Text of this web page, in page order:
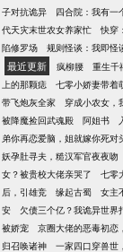
子对抗诡异
四合院：我有一
代天灾末世农女养家忙
快穿
陷修罗场
规则怪谈：我即怪
最近更新 疯柳腰 重生千
上的那颗痣
七零小娇妻带着
带飞炮灰全家
穿成小农女，
被降魔捡回武魂殿
阿姐书
弟你再恋爱脑，姐就嫁你死对
妖孕肚寻夫，糙汉军官夜夜吻
女？被贵校大佬亲哭了
七零
后，引雄竞
缘起古蜀 女主
安
欠债三个亿？我诡异世界
被娇宠
京圈大佬的恶毒初恋
归召唤诸神
一家四口穿兽世